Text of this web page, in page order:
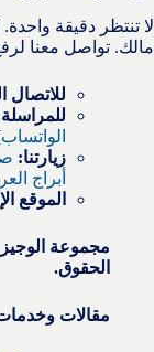
لا تنتظر دقيقة
مالك. تواصل معنا
للاتصال
الواتساب
زيارتنا:
أبراج العربيد، برج
الموقع
مجموعة الوجيز
الحقوق.
مقالات وخدمات